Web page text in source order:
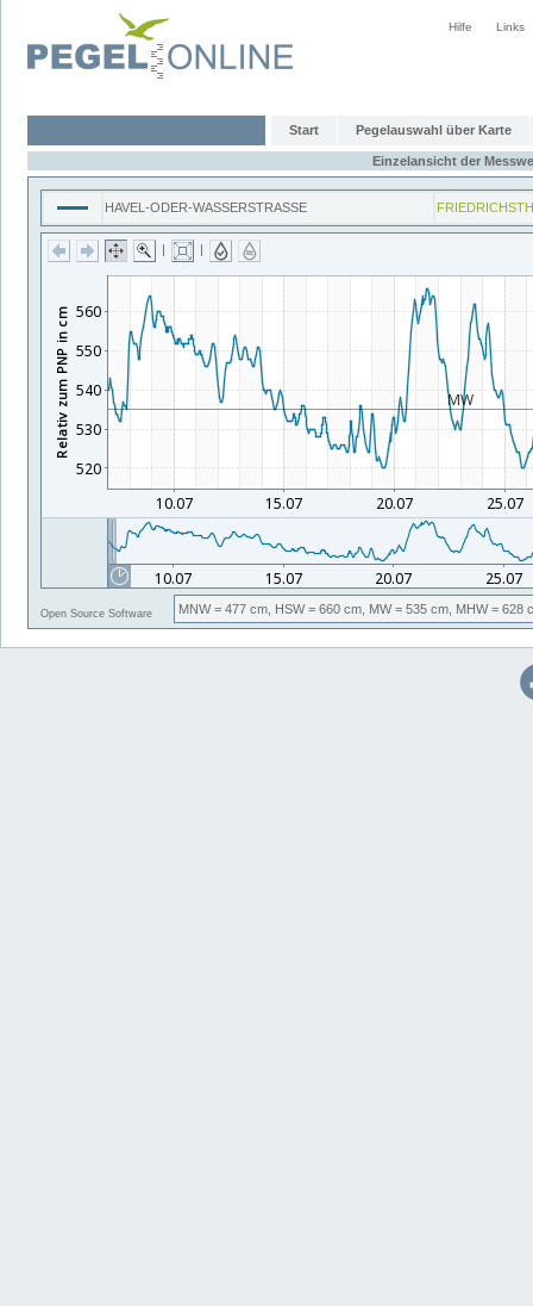
Hilfe Links
Start Pegelauswahl über Karte
Einzelansicht der
HAVEL-ODER-WASSERSTRASSE
| |
Open Source Software MNW= 477 cm, HSW= 660 cm, MW= 535 cm, MHW= 628